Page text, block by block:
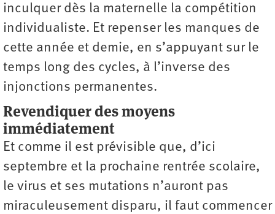
inculquer dès la maternelle la compétition
individualiste. Et repenser les manques de
cette année et demie, en s’appuyant sur le
temps long des cycles, à l’inverse des
injonctions permanentes.
Revendiquer des moyens
immédiatement
Et comme il est prévisible que, d’ici
septembre et la prochaine rentrée scolaire,
le virus et ses mutations n’auront pas
miraculeusement disparu, il faut commencer